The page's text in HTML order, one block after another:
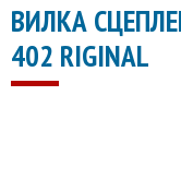
ВИЛКА
402 RIGINAL